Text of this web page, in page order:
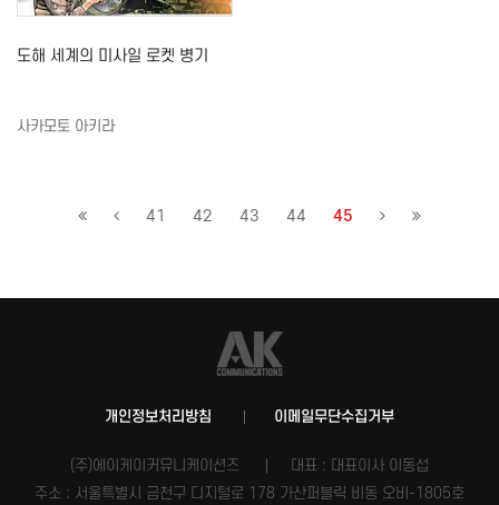
도해 세계의 미사일 로켓 병기
사카모토 아키라
41 42 43 44 45
개인정보처리방침 이메일무단수집거부
(주)에이케이커뮤니케이션즈
대표 : 대표이사 이동섭
주소 : 서울특별시 금천구 디지털로 178 가산퍼블릭 비동 오비-1805호